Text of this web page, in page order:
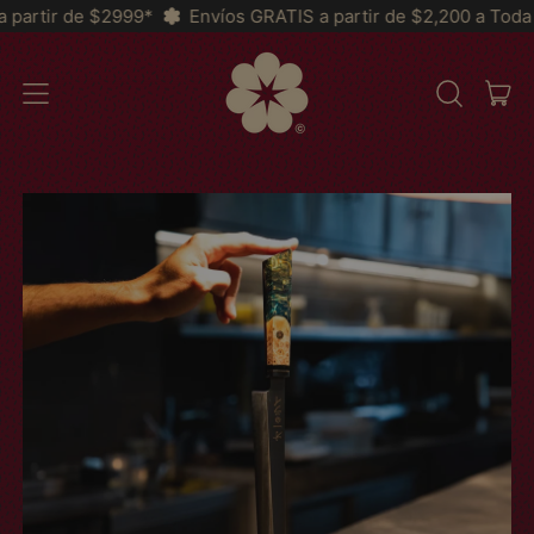
Envíos GRATIS a partir de $2,200 a Toda la República y
MENU
SUR
NOTRE
SITE